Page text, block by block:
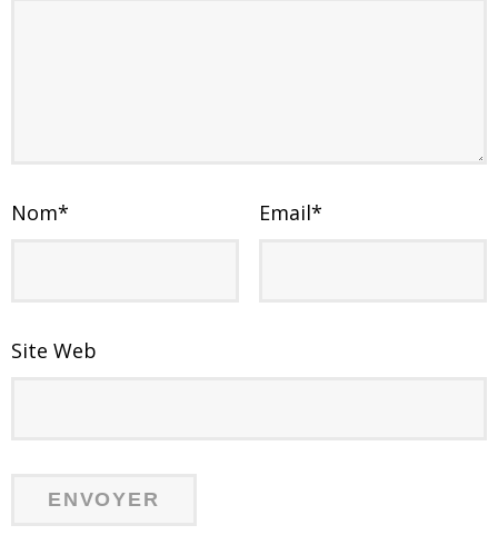
Nom* Email*
Site Web